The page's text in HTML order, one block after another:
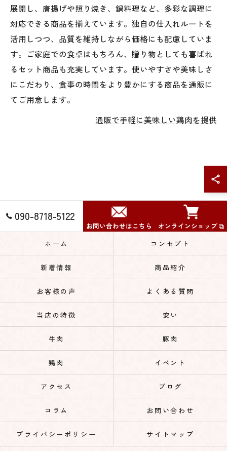
展開し、唐揚げや照り焼き、鍋料理など、多彩な調理に
対応できる商品を揃えています。独自の仕入れルートを
活用しつつ、品質を維持しながら価格にも配慮していま
す。ご家庭での食卓はもちろん、贈り物としても喜ばれ
るセット商品も充実しています。使いやすさや美味しさ
にこだわり、食事の時間をより豊かにする商品を通販に
てご用意します。
通販で手軽に美味しい鶏肉を提供
090-8718-5122
お問い合わせはこちら
オンラインショップ
ホーム
コンセプト
新着情報 商品紹介
お客様の声 よくある質問
当店の特徴 安い
牛肉 豚肉
鶏肉 イベント
アクセス ブログ
コラム お問い合わせ
プライバシーポリシー サイトマップ